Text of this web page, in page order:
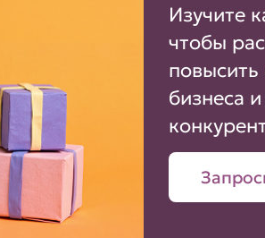
Изучите
чтобы
бизнеса